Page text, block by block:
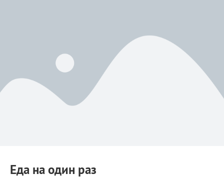
Еда на один раз